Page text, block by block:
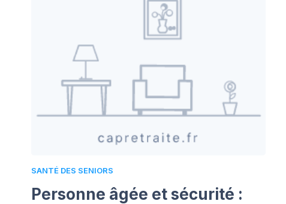
SANTÉ DES SENIORS
Personne âgée et sécurité :